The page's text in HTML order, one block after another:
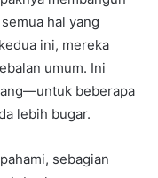
hal yang
ini, mereka
umum. Ini
beberapa
lebih bugar.
sebagian